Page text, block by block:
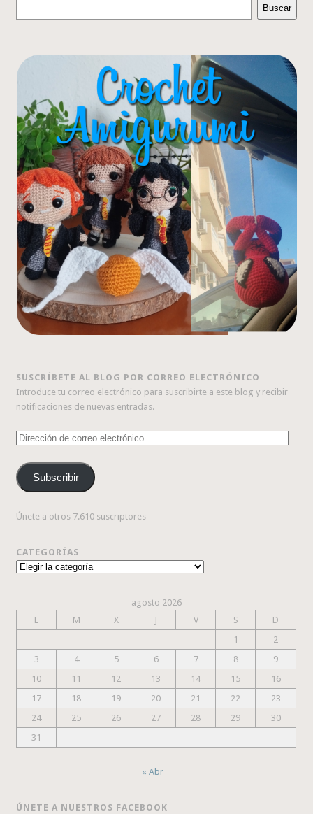
Buscar
SUSCRÍBETE AL BLOG POR CORREO ELECTRÓNICO
Introduce tu correo electrónico para suscribirte a este blog y recibir
notificaciones de nuevas entradas.
Dirección
correo
electrónico
Subscribir
Únete a otros 7.610 suscriptores
CATEGORÍAS
Categorías
agosto 2026
L
M X J V S
D
1
2
3
4 5 6 7 8
9
10
11 12 13 14 15
16
17
18 19 20 21 22
23
24
25 26 27 28 29
30
31
« Abr
ÚNETE A NUESTROS FACEBOOK